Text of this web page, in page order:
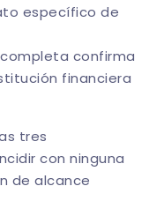
específico de
confirma
financiera
tres
con ninguna
de alcance